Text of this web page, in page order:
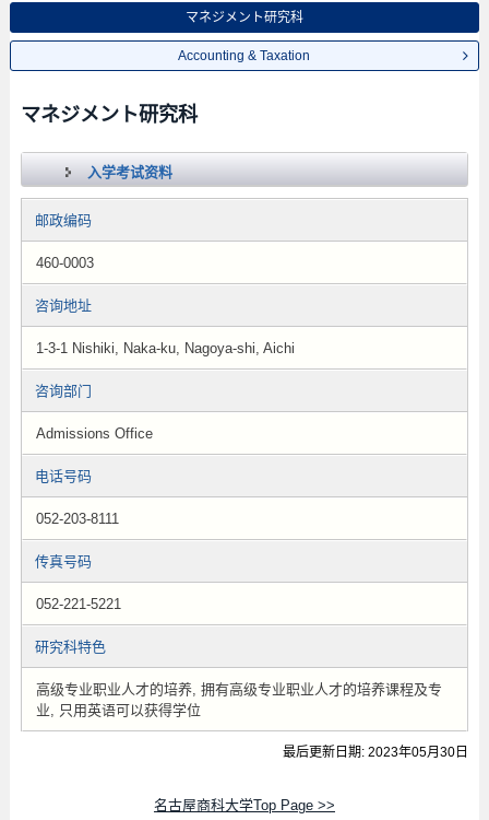
マネジメント研究科
Accounting & Taxation
マネジメント研究科
入学考试资料
邮政编码
460-0003
咨询地址
1-3-1 Nishiki, Naka-ku, Nagoya-shi, Aichi
咨询部门
Admissions Office
电话号码
052-203-8111
传真号码
052-221-5221
研究科特色
高级专业职业人才的培养, 拥有高级专业职业人才的培养课程及专
业, 只用英语可以获得学位
最后更新日期: 2023年05月30日
名古屋商科大学Top Page >>